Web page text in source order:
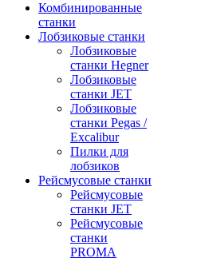
Комбинированные
станки
Лобзиковые станки
Лобзиковые
станки Hegner
Лобзиковые
станки JET
Лобзиковые
станки Pegas /
Excalibur
Пилки для
лобзиков
Рейсмусовые станки
Рейсмусовые
станки JET
Рейсмусовые
станки
PROMA